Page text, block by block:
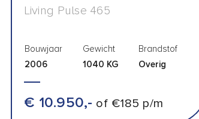
Living Pulse 465
Bouwjaar
2006
Gewicht
1040 KG
Brandstof
Overig
€ 10.950,- of €185 p/m